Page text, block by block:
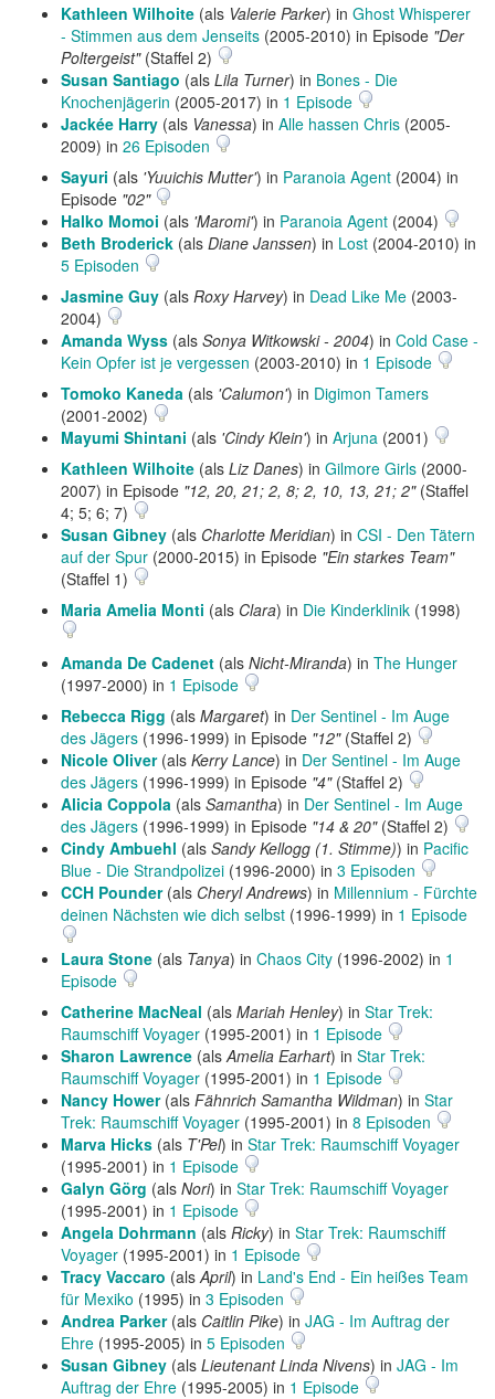
Kathleen Wilhoite (als Valerie Parker) in Ghost Whisperer
- Stimmen aus dem Jenseits (2005-2010) in Episode "Der
Poltergeist"(Staffel 2)
Susan Santiago (als Lila Turner) in Bones - Die
Knochenjägerin (2005-2017) in 1 Episode
Jackée Harry (als Vanessa) in Alle hassen Chris (2005-
2009) in 26 Episoden
Sayuri (als 'Yuuichis Mutter') in Paranoia Agent (2004) in
Episode "02"
Halko Momoi (als 'Maromi') in Paranoia Agent (2004)
Beth Broderick (als Diane Janssen) in Lost (2004-2010) in
5 Episoden
Jasmine Guy (als Roxy Harvey) in Dead Like Me (2003-
2004)
Amanda Wyss (als Sonya Witkowski - 2004) in Cold Case -
Kein Opfer ist je vergessen (2003-2010) in 1 Episode
Tomoko Kaneda (als 'Calumon') in Digimon Tamers
(2001-2002)
Mayumi Shintani (als 'Cindy Klein') in Arjuna (2001)
Kathleen Wilhoite (als Liz Danes) in Gilmore Girls (2000-
2007) in Episode "12, 20, 21; 2, 8; 2, 10, 13, 21; 2"(Staffel
4; 5; 6; 7)
Susan Gibney (als Charlotte Meridian) in CSI - Den Tätern
auf der Spur (2000-2015) in Episode "Ein starkes Team"
(Staffel 1)
Maria Amelia Monti (als Clara) in Die Kinderklinik (1998)
Amanda De Cadenet (als Nicht-Miranda) in The Hunger
(1997-2000) in 1 Episode
Rebecca Rigg (als Margaret) in Der Sentinel - Im Auge
des Jägers (1996-1999) in Episode "12"(Staffel 2)
Nicole Oliver(als Kerry Lance) in Der Sentinel - Im Auge
des Jägers (1996-1999) in Episode "4"(Staffel 2)
Alicia Coppola (als Samantha) in Der Sentinel - Im Auge
des Jägers (1996-1999) in Episode "14 & 20"(Staffel 2)
Cindy Ambuehl (als Sandy Kellogg (1. Stimme)) in Pacific
Blue - Die Strandpolizei (1996-2000) in 3 Episoden
CCH Pounder(als Cheryl Andrews) in Millennium - Fürchte
deinen Nächsten wie dich selbst (1996-1999) in 1 Episode
Laura Stone (als Tanya) in Chaos City (1996-2002) in 1
Episode
Catherine MacNeal (als Mariah Henley) in Star Trek:
Raumschiff Voyager (1995-2001) in 1 Episode
Sharon Lawrence (als Amelia Earhart) in Star Trek:
Raumschiff Voyager (1995-2001) in 1 Episode
Nancy Hower(als Fähnrich Samantha Wildman) in Star
Trek: Raumschiff Voyager (1995-2001) in 8 Episoden
Marva Hicks (als T'Pel) in Star Trek: Raumschiff Voyager
(1995-2001) in 1 Episode
Galyn Görg (als Nori) in Star Trek: Raumschiff Voyager
(1995-2001) in 1 Episode
Angela Dohrmann (als Ricky) in Star Trek: Raumschiff
Voyager (1995-2001) in 1 Episode
Tracy Vaccaro (als April) in Land's End - Ein heißes Team
für Mexiko (1995) in 3 Episoden
Andrea Parker(als Caitlin Pike) in JAG - Im Auftrag der
Ehre (1995-2005) in 5 Episoden
Susan Gibney (als Lieutenant Linda Nivens) in JAG - Im
Auftrag der Ehre (1995-2005) in 1 Episode